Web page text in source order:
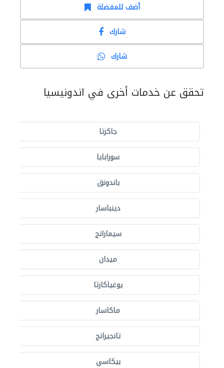
أضف للمفضلة
شارك
شارك
تحقق عن خدمات أخرى في اندونيسيا
جاكرتا
سورابايا
باندونق
دينباسار
سيمارانج
ميدان
يوغياكارتا
ماكاسار
تانجيرانج
بيكاسي